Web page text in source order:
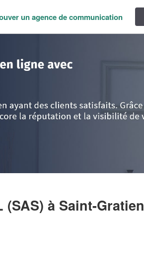
un agence de communication
(SAS) à Saint-Gratien